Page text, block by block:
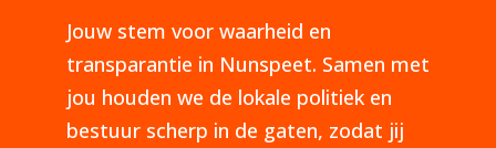
Jouw stem voor waarheid en
transparantie in Nunspeet. Samen met
jou houden we de lokale politiek en
bestuur scherp in de gaten, zodat jij